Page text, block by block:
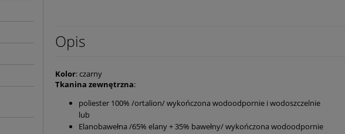
Opis
Kolor: czarny
Tkanina zewnętrzna:
poliester 100% /ortalion/ wykończona wodoodpornie i wodoszczelnie
lub
Elanobawełna /65% elany + 35% bawełny/ wykończona wodoodpornie